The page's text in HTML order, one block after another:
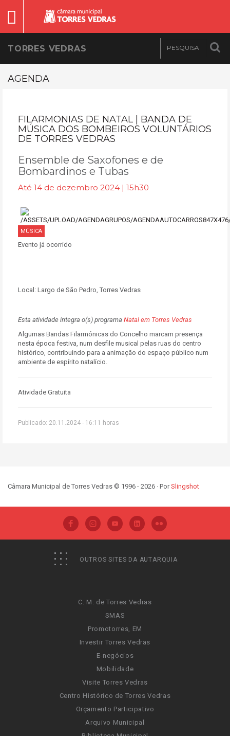
TORRES VEDRAS
AGENDA
FILARMONIAS DE NATAL | BANDA DE
MÚSICA DOS BOMBEIROS VOLUNTÁRIOS
DE TORRES VEDRAS
Ensemble de Saxofones e de
Bombardinos e Tubas
Até 14 de dezembro 2024 | 15h30
MÚSICA
Evento já ocorrido
Local: Largo de São Pedro, Torres Vedras
Esta atividade integra o(s) programa Natal em Torres Vedras
Algumas Bandas Filarmónicas do Concelho marcam presença
nesta época festiva, num desfile musical pelas ruas do centro
histórico, contribuindo para a animação do espaço público num
ambiente de espírito natalício.
Atividade Gratuita
Publicado: 20.11.2024 - 16:11 horas
Câmara Municipal de Torres Vedras © 1996 - 2026 · PorSlingshot
OUTROS SITES DA AUTARQUIA
C. M. de Torres Vedras
SMAS
Promotorres, EM
Investir Torres Vedras
E-negócios
Mobilidade
Visite Torres Vedras
Centro Histórico de Torres Vedras
Orçamento Participativo
Arquivo Municipal